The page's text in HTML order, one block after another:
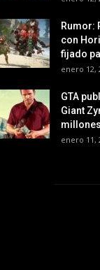
Rumor:
con
fijado
enero 12,
GTA
Giant
enero 11,